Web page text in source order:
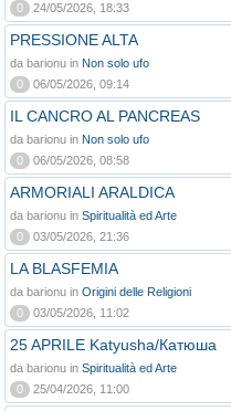
0
24/05/2026, 18:33
PRESSIONE ALTA
da barionu in Non solo ufo
0
06/05/2026, 09:14
IL CANCRO AL PANCREAS
da barionu in Non solo ufo
0
06/05/2026, 08:58
ARMORIALI ARALDICA
da barionu in Spiritualità ed Arte
0
03/05/2026, 21:36
LA BLASFEMIA
da barionu in Origini delle Religioni
0
03/05/2026, 11:02
25 APRILE Katyusha/Катюша
da barionu in Spiritualità ed Arte
0
25/04/2026, 11:00